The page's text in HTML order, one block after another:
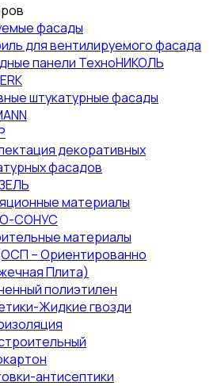
фасады
для вентилируемого фасада
панели ТехноНИКОЛЬ
штукатурные фасады
декоративных
фасадов
материалы
СОНУС
материалы
– Ориентированно
Плита)
полиэтилен
Жидкие гвозди
антисептики